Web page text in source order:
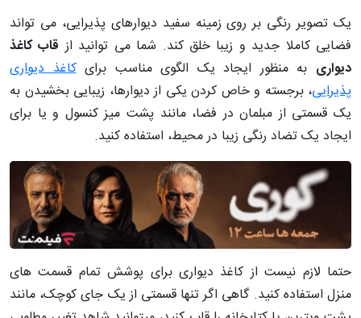
یک تصویر رنگی بر روی زمینه‌ سفید دیوارهای پذیرایی، می تواند
فضایی کاملا جدید و زیبا خلق کند. شما می توانید از قاب کاغذ
دیواری به منظور ایجاد یک الگوی مناسب برایکاغذ دیواری
پذیرایی، برجسته و خاص کردن یکی از دیوارها، زیبایی بخشیدن به
یک قسمتی از مبلمان در فضا، مانند پشت میز کنسول و یا برای
ایجاد یک تضاد رنگی زیبا در محیط، استفاده کنید.
حتما لازم نیست از کاغذ دیواری برای پوشش تمام قسمت های
منزل استفاده کنید. گاهی اگر تنها قسمتی از یک جای کوچک، مانند